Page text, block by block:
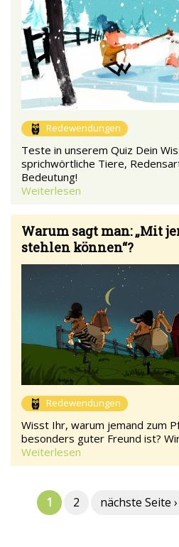
Redewendungen
Teste in unserem Quiz Dein
sprichwörtliche Tiere,
Bedeutung!
Weiterlesen
Warum sagt man: „Mit
stehlen können“?
Redewendungen
Wisst Ihr, warum jemand zum
besonders guter Freund ist?
Weiterlesen
1 2 nächste Seite ›